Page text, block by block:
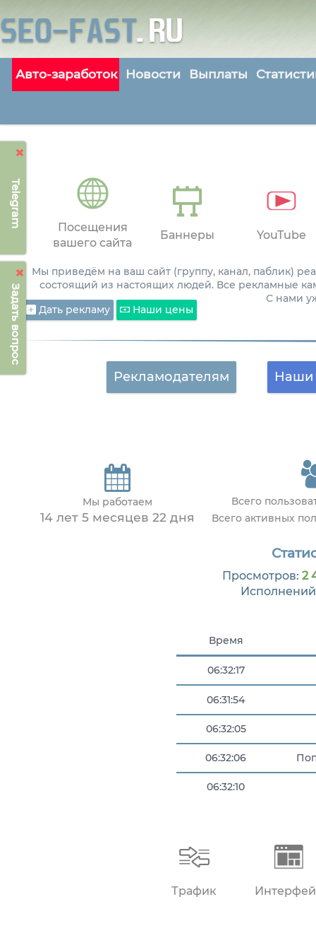
Telegram
Задать вопрос
Авто-заработок Новости Выплаты
Посещения
вашего сайта
Баннеры YouTube
Мы приведём на ваш сайт (группу, канал, паблик)
состоящий из настоящих людей. Все рекламные
С нами
Дать рекламу
Наши цены
Рекламодателям Наши
Мы работаем
14 лет 5 месяцев 22 дня
Всего
Всего активных
Просмотров: 2
Время
06:32:17
06:31:54
06:32:05
06:32:06
06:32:10
Трафик